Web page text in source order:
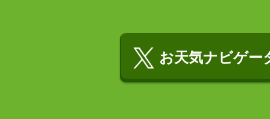
お天気ナビゲー